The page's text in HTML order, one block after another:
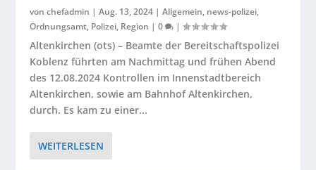
vonchefadmin |Aug. 13, 2024 |Allgemein, news-polizei,
Ordnungsamt, Polizei, Region |0 |
Altenkirchen (ots) – Beamte der Bereitschaftspolizei
Koblenz führten am Nachmittag und frühen Abend
des 12.08.2024 Kontrollen im Innenstadtbereich
Altenkirchen, sowie am Bahnhof Altenkirchen,
durch. Es kam zu einer...
WEITERLESEN